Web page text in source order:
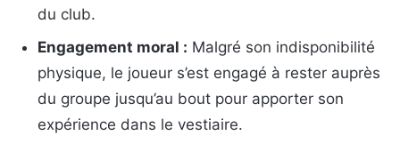
du club.
Engagement moral : Malgré son indisponibilité
physique, le joueur s’est engagé à rester auprès
du groupe jusqu’au bout pour apporter son
expérience dans le vestiaire.